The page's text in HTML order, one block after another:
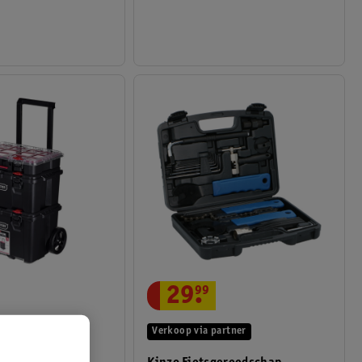
Verkoop via partner
29.
99